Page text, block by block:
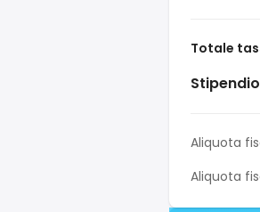
Totale
Aliquota
Aliquota